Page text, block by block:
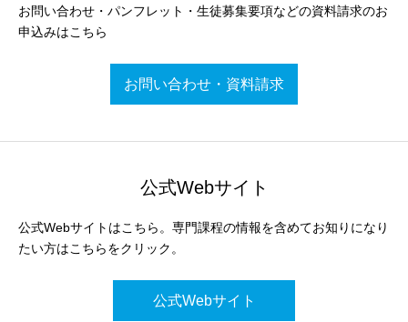
お問い合わせ・パンフレット・生徒募集要項などの資料請求のお
申込みはこちら
お問い合わせ・資料請求
公式Webサイト
公式Webサイトはこちら。専門課程の情報を含めてお知りになり
たい方はこちらをクリック。
公式Webサイト